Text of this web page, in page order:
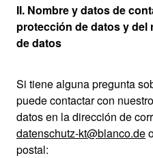
II. Nombre y datos de
protección de datos y
de datos
Si tiene alguna pregunta
puede contactar con
datos en la dirección de
datenschutz-kt@blanco.de
postal: